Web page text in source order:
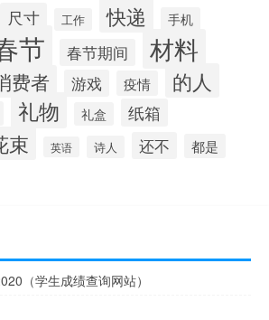
尺寸 工作 快递 手机
节 春节期间 材料
费者 游戏 疫情 的人
礼物 礼盒 纸箱
束 英语 诗人 还不 都是
（学生成绩查询网站）